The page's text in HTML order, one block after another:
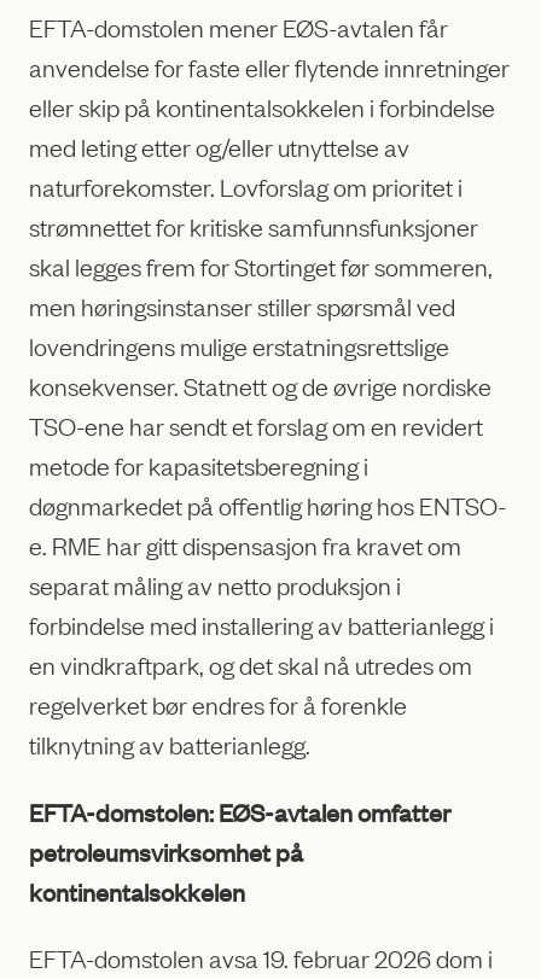
EFTA-domstolen mener EØS-avtalen får
anvendelse for faste eller flytende innretninger
eller skip på kontinentalsokkelen i forbindelse
med leting etter og/eller utnyttelse av
naturforekomster. Lovforslag om prioritet i
strømnettet for kritiske samfunnsfunksjoner
skal legges frem for Stortinget før sommeren,
men høringsinstanser stiller spørsmål ved
lovendringens mulige erstatningsrettslige
konsekvenser. Statnett og de øvrige nordiske
TSO-ene har sendt et forslag om en revidert
metode for kapasitetsberegning i
døgnmarkedet på offentlig høring hos ENTSO-
e. RME har gitt dispensasjon fra kravet om
separat måling av netto produksjon i
forbindelse med installering av batterianlegg i
en vindkraftpark, og det skal nå utredes om
regelverket bør endres for å forenkle
tilknytning av batterianlegg.
EFTA-domstolen: EØS-avtalen omfatter
petroleumsvirksomhet på
kontinentalsokkelen
EFTA-domstolen avsa 19. februar 2026 dom i